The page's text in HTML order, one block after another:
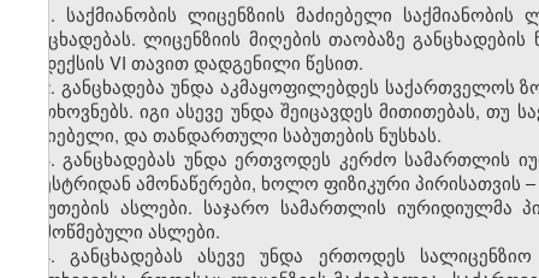
1. საქმიანობის ლიცენზიის მაძიებელი
განცხადებას. ლიცენზიის მიღების თაობაზე
კოდექსის VI თავით დადგენილი წესით.
2. განცხადება უნდა აკმაყოფილებდეს საქართველოს
მოთხოვნებს. იგი ასევე უნდა შეიცავდეს მითითებას,
მაძიებელი, და თანდართული საბუთების ნუსხას.
3. განცხადებას უნდა ერთვოდეს კერძო სამართლის
რეესტრიდან ამონაწერები, ხოლო ფიზიკური
საბუთების ასლები. საჯარო სამართლის იურიდიულმა
დამოწმებული ასლები.
4.განცხადებას ასევე უნდა ერთოდეს